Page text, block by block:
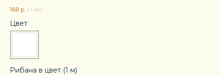
168 р. / 1 dm
Цвет
Рибана в цвет (1 м)